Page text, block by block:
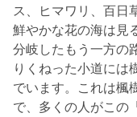
ス、ヒマワリ、百日
鮮やかな花の海は見
分岐したもう一方の
りくねった小道には
でいます。これは楓
で、多くの人がこの